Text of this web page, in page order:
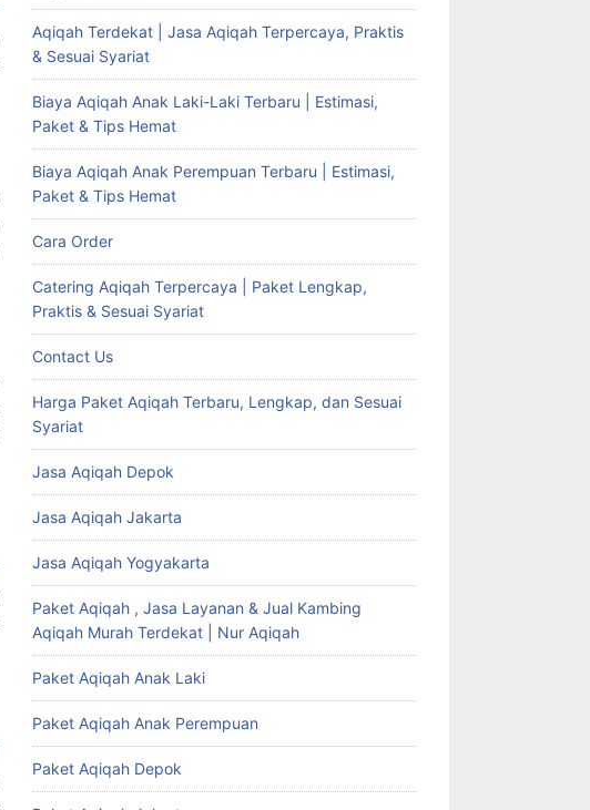
Aqiqah Terdekat | Jasa Aqiqah Terpercaya, Praktis
& Sesuai Syariat
Biaya Aqiqah Anak Laki-Laki Terbaru | Estimasi,
Paket & Tips Hemat
Biaya Aqiqah Anak Perempuan Terbaru | Estimasi,
Paket & Tips Hemat
Cara Order
Catering Aqiqah Terpercaya | Paket Lengkap,
Praktis & Sesuai Syariat
Contact Us
Harga Paket Aqiqah Terbaru, Lengkap, dan Sesuai
Syariat
Jasa Aqiqah Depok
Jasa Aqiqah Jakarta
Jasa Aqiqah Yogyakarta
Paket Aqiqah , Jasa Layanan & Jual Kambing
Aqiqah Murah Terdekat | Nur Aqiqah
Paket Aqiqah Anak Laki
Paket Aqiqah Anak Perempuan
Paket Aqiqah Depok